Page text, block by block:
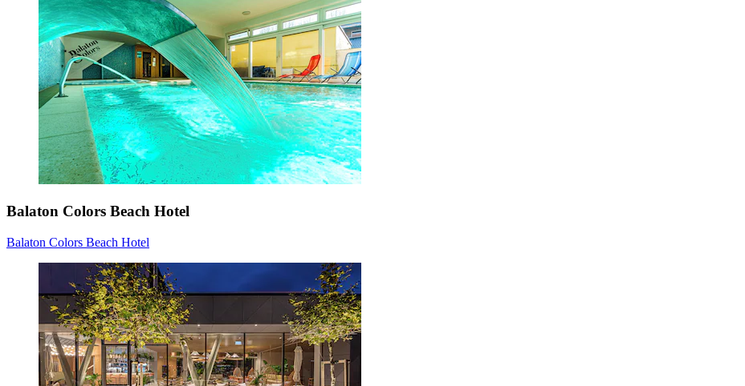
Balaton Colors Beach Hotel
Balaton Colors Beach Hotel